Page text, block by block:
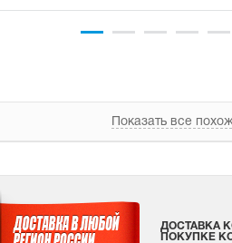
Показать все
ДОСТАВКА
ПОКУПКЕ